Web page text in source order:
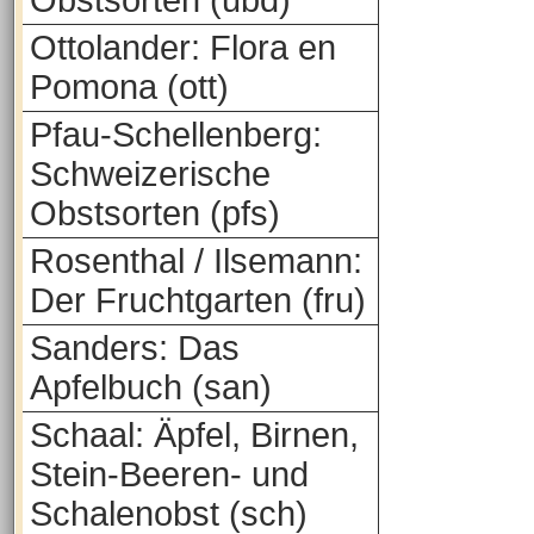
Ottolander: Flora en
Pomona (ott)
Pfau-Schellenberg:
Schweizerische
Obstsorten (pfs)
Rosenthal / Ilsemann:
Der Fruchtgarten (fru)
Sanders: Das
Apfelbuch (san)
Schaal: Äpfel, Birnen,
Stein-Beeren- und
Schalenobst (sch)